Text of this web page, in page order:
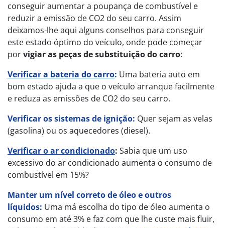
conseguir aumentar a poupança de combustível e
reduzir a emissão de CO2 do seu carro. Assim
deixamos-lhe aqui alguns conselhos para conseguir
este estado óptimo do veículo, onde pode começar
porvigiar as peças de substituição do carro:
Verificar a bateria do carro: Uma bateria auto em
bom estado ajuda a que o veículo arranque facilmente
e reduza as emissões de CO2 do seu carro.
Verificar os sistemas de ignição: Quer sejam as velas
(gasolina) ou os aquecedores (diesel).
Verificar o ar condicionado: Sabia que um uso
excessivo do ar condicionado aumenta o consumo de
combustível em 15%?
Manter um nível correto de óleo e outros
líquidos: Uma má escolha do tipo de óleo aumenta o
consumo em até 3% e faz com que lhe custe mais fluir,